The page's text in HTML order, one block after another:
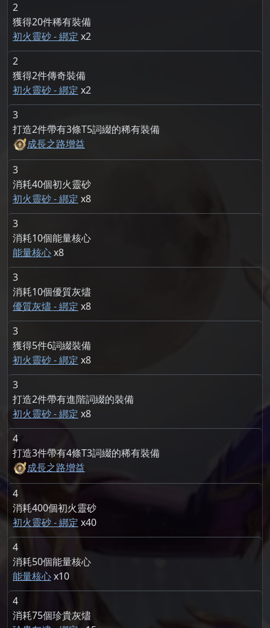
2
獲得20件稀有裝備
初火靈砂 - 綁定 2
2
獲得2件傳奇裝備
初火靈砂 - 綁定 2
3
打造2件帶有3條T5詞綴的稀有裝備
成長之路增益
3
消耗40個初火靈砂
初火靈砂 - 綁定 8
3
消耗10個能量核心
能量核心 8
3
消耗10個優質灰燼
優質灰燼 - 綁定 8
3
獲得5件6詞綴裝備
初火靈砂 - 綁定 8
3
打造2件帶有進階詞綴的裝備
初火靈砂 - 綁定 8
4
打造3件帶有4條T3詞綴的稀有裝備
成長之路增益
4
消耗400個初火靈砂
初火靈砂 - 綁定 40
4
消耗50個能量核心
能量核心 10
4
消耗75個珍貴灰燼